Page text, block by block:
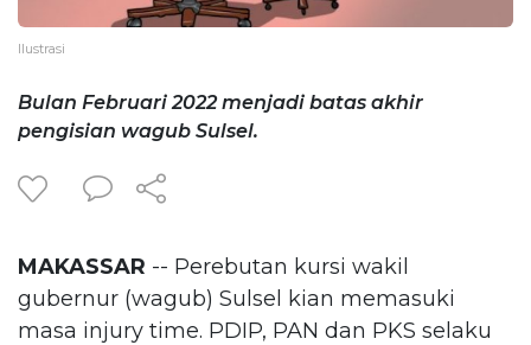
Ilustrasi
Bulan Februari 2022 menjadi batas akhir
pengisian wagub Sulsel.
MAKASSAR -- Perebutan kursi wakil
gubernur (wagub) Sulsel kian memasuki
masa injury time. PDIP, PAN dan PKS selaku